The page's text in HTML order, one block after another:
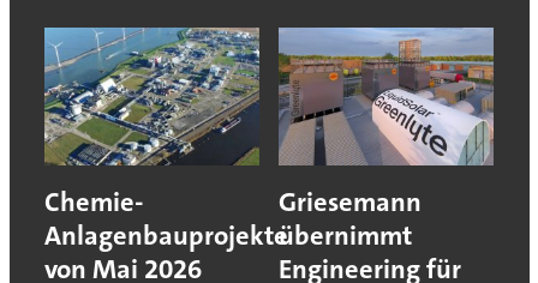
Chemie-
Anlagenbauprojekte
von Mai 2026
Griesemann
übernimmt
Engineering für